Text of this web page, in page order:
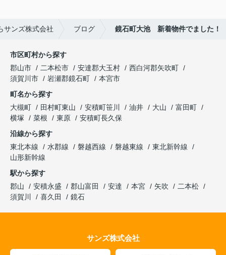
サンズ株式会社 ブログ 鏡石町大池 新着物件でました！
市区町村から探す
郡山市
二本松市 安達郡大玉村
西白河郡矢吹町
須賀川市
岩瀬郡鏡石町
本宮市
町名から探す
大槻町
田村町東山 安積町笹川 油井 大山
富田町
横塚
菜根 東原
安積町長久保
沿線から探す
東北本線
水郡線 磐越西線 磐越東線
東北新幹線
山形新幹線
駅から探す
郡山
安積永盛 郡山富田 安達 本宮 矢吹
二本松
須賀川
喜久田 鏡石
サンズ株式会社